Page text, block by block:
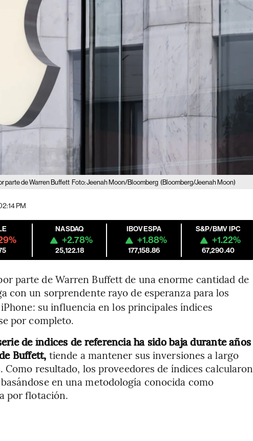
parte de Warren Buffett Foto: Jeenah Moon/Bloomberg (Bloomberg/Jeenah Moon)
PM
NASDAQ
+2.78%
25,122.18
IBOVESPA
+1.88%
177,158.86
S&P/BMV IPC
+1.22%
67,290.40
parte de Warren Buffett de una enorme cantidad de
con un sorprendente rayo de esperanza para los
su influencia en los principales índices
por completo.
de índices de referencia ha sido baja durante años
Buffett, tiende a mantener sus inversiones a largo
Como resultado, los proveedores de índices calcularon
en una metodología conocida como
por flotación.